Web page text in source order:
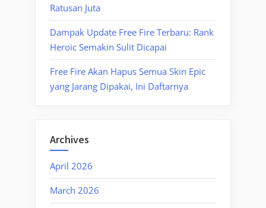
Ratusan Juta
Dampak Update Free Fire Terbaru: Rank
Heroic Semakin Sulit Dicapai
Free Fire Akan Hapus Semua Skin Epic
yang Jarang Dipakai, Ini Daftarnya
Archives
April 2026
March 2026